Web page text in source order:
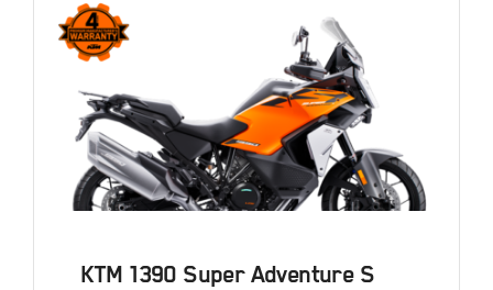
KTM 1390 Super Adventure S